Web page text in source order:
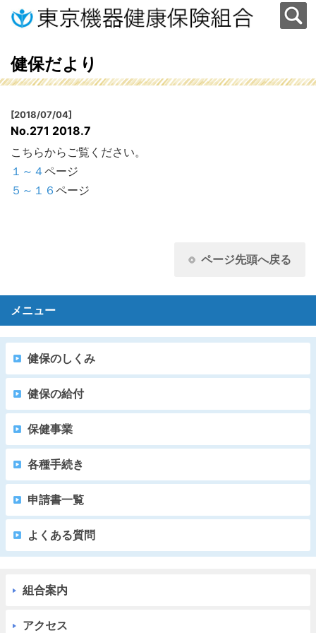
健保だより
[2018/07/04]
No.271 2018.7
こちらからご覧ください。
１～４ページ
５～１６ ページ
ページ先頭へ戻る
メニュー
健保のしくみ
健保の給付
保健事業
各種手続き
申請書一覧
よくある質問
組合案内
アクセス